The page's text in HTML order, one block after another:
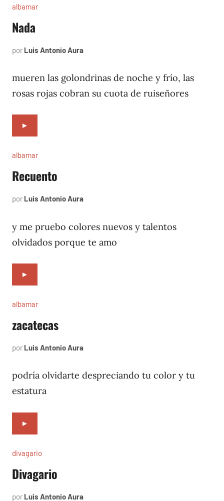
albamar
Nada
por Luis Antonio Aura
1996
mueren las golondrinas de noche y frío, las
rosas rojas cobran su cuota de ruiseñores
►
albamar
Recuento
por Luis Antonio Aura
1996
y me pruebo colores nuevos y talentos
olvidados porque te amo
►
albamar
zacatecas
por Luis Antonio Aura
1996
podría olvidarte despreciando tu color y tu
estatura
►
divagario
Divagario
por Luis Antonio Aura